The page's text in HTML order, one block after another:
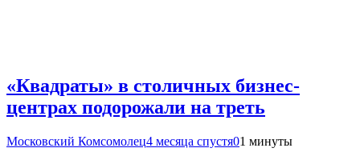
«Квадраты» в столичных бизнес-
центрах подорожали на треть
Московский Комсомолец4 месяца спустя01 минуты